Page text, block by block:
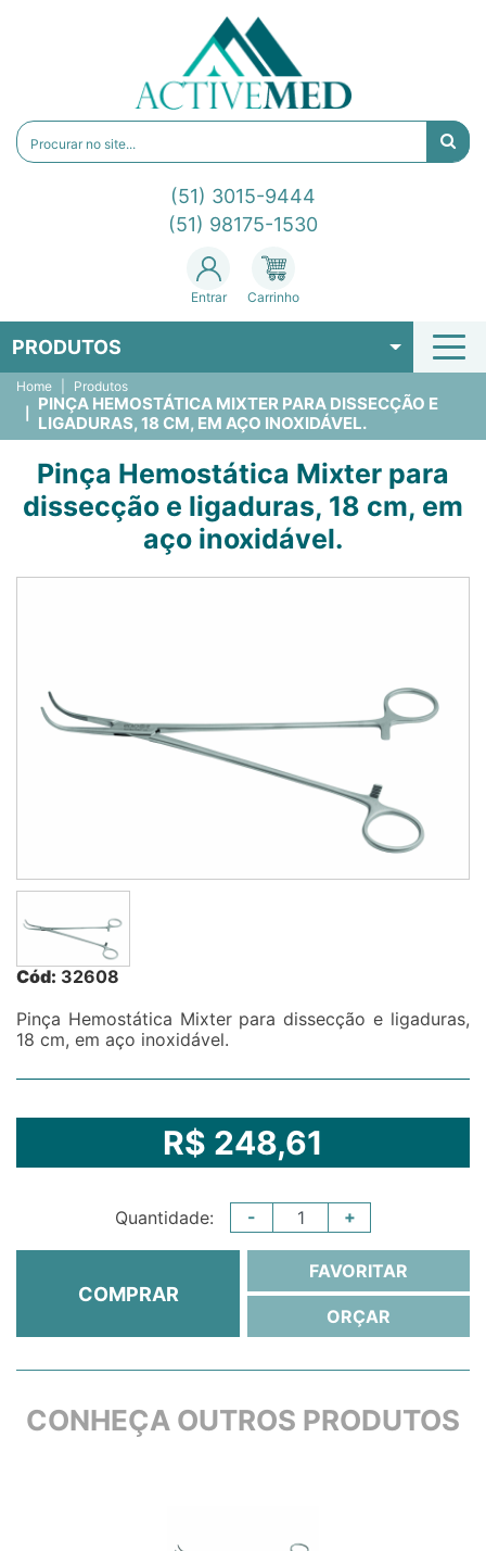
(51) 3015-9444
(51) 98175-1530
Entrar Carrinho
PRODUTOS
Home Produtos
PINÇA HEMOSTÁTICA MIXTER PARA DISSECÇÃO E
LIGADURAS, 18 CM, EM AÇO INOXIDÁVEL.
Pinça Hemostática Mixter para
dissecção e ligaduras, 18 cm, em
aço inoxidável.
Cód: 32608
Pinça Hemostática Mixter para dissecção e ligaduras,
18 cm, em aço inoxidável.
R$ 248,61
Quantidade: - +
COMPRAR
FAVORITAR
ORÇAR
CONHEÇA OUTROS PRODUTOS